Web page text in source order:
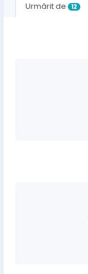
Urmărit de 12